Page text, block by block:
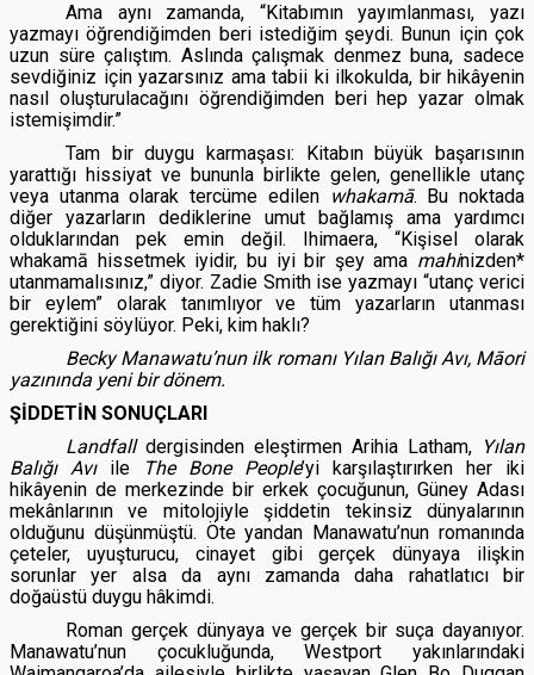
Ama aynı zamanda, “Kitabımın yayımlanması, yazı
yazmayı öğrendiğimden beri istediğim şeydi. Bunun için çok
uzun süre çalıştım. Aslında çalışmak denmez buna, sadece
sevdiğiniz için yazarsınız ama tabii ki ilkokulda, bir hikâyenin
nasıl oluşturulacağını öğrendiğimden beri hep yazar olmak
istemişimdir.”
Tam bir duygu karmaşası: Kitabın büyük başarısının
yarattığı hissiyat ve bununla birlikte gelen, genellikle utanç
veya utanma olarak tercüme edilen whakamā. Bu noktada
diğer yazarların dediklerine umut bağlamış ama yardımcı
olduklarından pek emin değil. Ihimaera, “Kişisel olarak
whakamā hissetmek iyidir, bu iyi bir şey ama mahinizden*
utanmamalısınız,” diyor. Zadie Smith ise yazmayı “utanç verici
bir eylem” olarak tanımlıyor ve tüm yazarların utanması
gerektiğini söylüyor. Peki, kim haklı?
Becky Manawatu’nun ilk romanı Yılan Balığı Avı, Māori
yazınında yeni bir dönem.
ŞİDDETİN SONUÇLARI
Landfalldergisinden eleştirmen Arihia Latham, Yılan
Balığı Avıile The Bone People’yi karşılaştırırken her iki
hikâyenin de merkezinde bir erkek çocuğunun, Güney Adası
mekânlarının ve mitolojiyle şiddetin tekinsiz dünyalarının
olduğunu düşünmüştü. Öte yandan Manawatu’nun romanında
çeteler, uyuşturucu, cinayet gibi gerçek dünyaya ilişkin
sorunlar yer alsa da aynı zamanda daha rahatlatıcı bir
doğaüstü duygu hâkimdi.
Roman gerçek dünyaya ve gerçek bir suça dayanıyor.
Manawatu’nun çocukluğunda, Westport yakınlarındaki